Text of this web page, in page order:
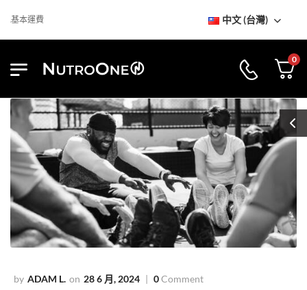
運費 中文 (台灣)
0
ADAM L. 28 6 月, 2024 0Comment